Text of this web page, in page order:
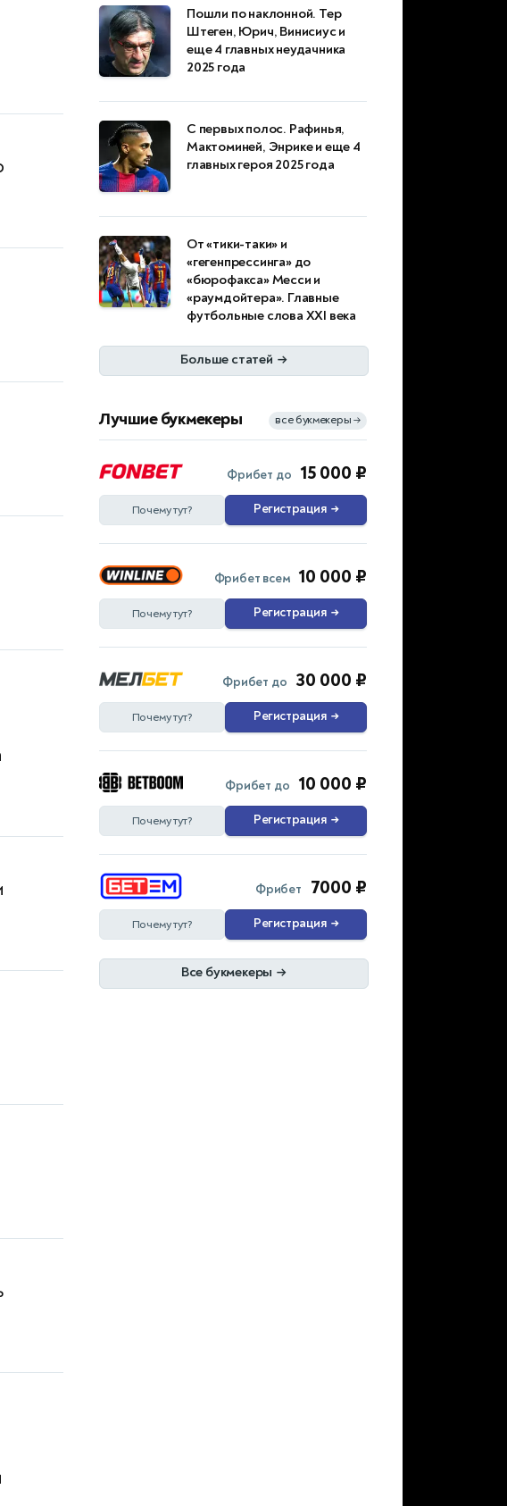
Пошли по наклонной. Тер
Штеген, Юрич, Винисиус и
еще 4 главных неудачника
2025 года
С первых полос. Рафинья,
Мактоминей, Энрике и еще 4
главных героя 2025 года
От «тики-таки» и
«гегенпрессинга» до
«бюрофакса» Месси и
«раумдойтера». Главные
футбольные слова XXI века
Больше статей →
Лучшие букмекеры все букмекеры →
Фрибет до 15 000 ₽
Почему тут? Регистрация →
Фрибет всем 10 000 ₽
Почему тут? Регистрация →
Фрибет до 30 000 ₽
Почему тут? Регистрация →
Фрибет до 10 000 ₽
Почему тут? Регистрация →
Фрибет 7000 ₽
Почему тут? Регистрация →
Все букмекеры →